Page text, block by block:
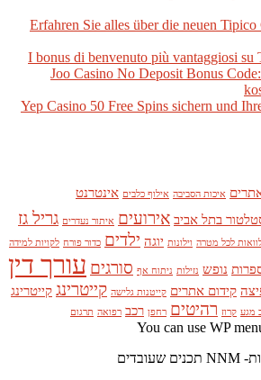
Erfahren Sie alles über die neuen
I bonus di benvenuto più vantaggiosi su
Joo Casino No Deposit Bonus
Yep Casino 50 Free Spins sichern und
איכות הסביבה אילוף כלבים אינטרנט
בתל אביב אירועים איתור נעדרים גריל גז
לכל מטרה וילונות יוגה ילדים כדור פורח לקויות למידה
נופש נזילות ניתוח אף סורגים עורך דין
קידום אתרים קייטנות גלישה קייטרינג קייטרינג
מגע קרוז רהיטים רחפן רכב רפואה תרגום
You can use WP